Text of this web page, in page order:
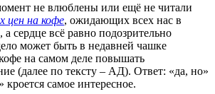
не влюблены или ещё не читали
цен на кофе, ожидающих всех нас в
сердце всё равно подозрительно
может быть в недавней чашке
на самом деле повышать
(далее по тексту – АД). Ответ: «да, но»
самое интересное.